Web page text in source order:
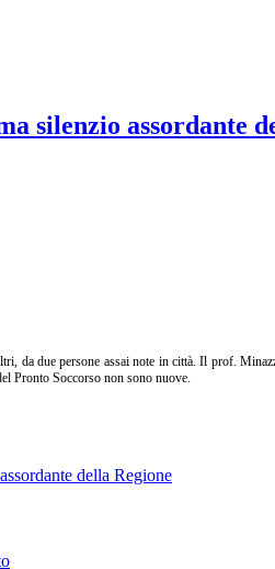
silenzio assordante
da due persone assai note in città. Il prof.
Pronto Soccorso non sono nuove.
della Regione